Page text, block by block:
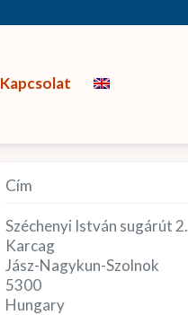
Kapcsolat
Cím
Széchenyi István sugárút 2.
Karcag
Jász-Nagykun-Szolnok
5300
Hungary